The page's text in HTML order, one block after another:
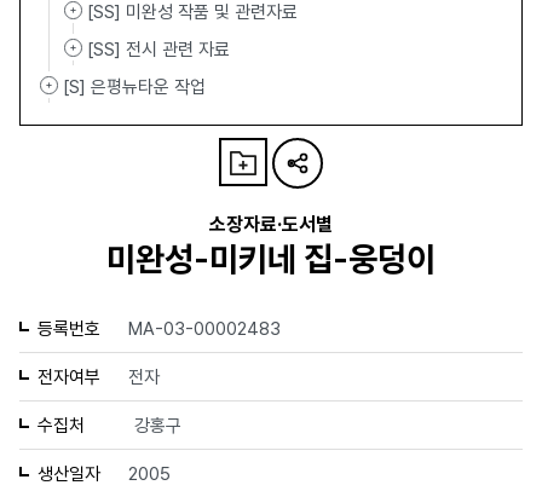
[SS] 미완성 작품 및 관련자료
[SS] 전시 관련 자료
[S] 은평뉴타운 작업
소장자료·도서별
미완성-미키네 집-웅덩이
등록번호 MA-03-00002483
전자여부 전자
수집처 강홍구
생산일자 2005